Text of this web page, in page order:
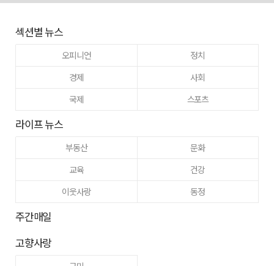
섹션별 뉴스
오피니언
정치
경제
사회
국제
스포츠
라이프 뉴스
부동산
문화
교육
건강
이웃사랑
동정
주간매일
고향사랑